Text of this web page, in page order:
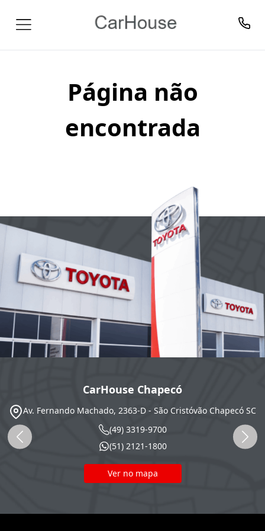
Página não
encontrada
CarHouse Chapecó
Av. Fernando Machado, 2363-D - São Cristóvão Chapecó SC
(49) 3319-9700
(51) 2121-1800
Ver no mapa